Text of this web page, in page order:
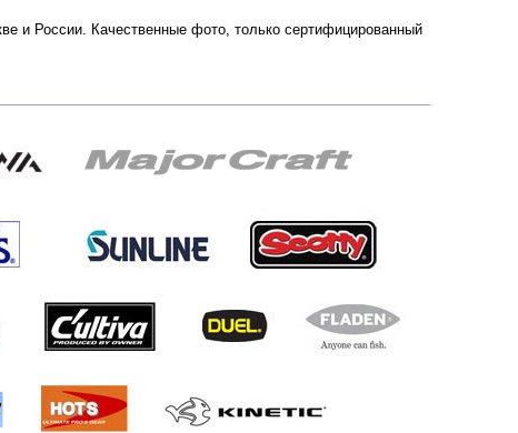
и России. Качественные фото, только сертифицированный